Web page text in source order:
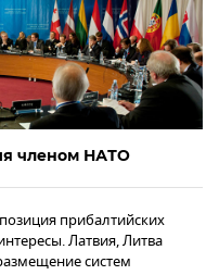
членом НАТО
прибалтийских
Латвия, Литва
систем